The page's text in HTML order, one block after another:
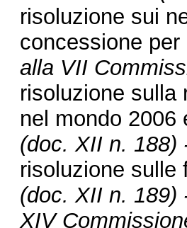
risoluzione sui
concessione
alla VII
risoluzione sulla
nel mondo 2006
(doc. XII n. 188)
risoluzione sulle
(doc. XII n. 189)
XIV